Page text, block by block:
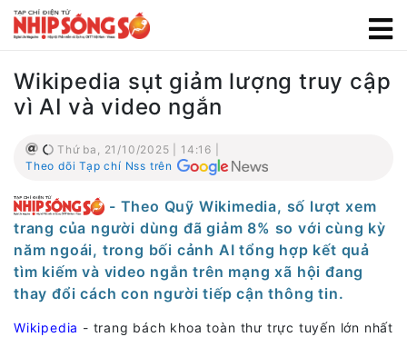
Wikipedia sụt giảm lượng truy cập
vì AI và video ngắn
Thứ ba, 21/10/2025 | 14:16 |
Theo dõi Tạp chí Nss trên
- Theo Quỹ Wikimedia, số lượt xem
trang của người dùng đã giảm 8% so với cùng kỳ
năm ngoái, trong bối cảnh AI tổng hợp kết quả
tìm kiếm và video ngắn trên mạng xã hội đang
thay đổi cách con người tiếp cận thông tin.
Wikipedia - trang bách khoa toàn thư trực tuyến lớn nhất